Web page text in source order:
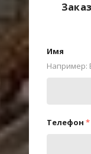
Имя
Например:
Телефон *